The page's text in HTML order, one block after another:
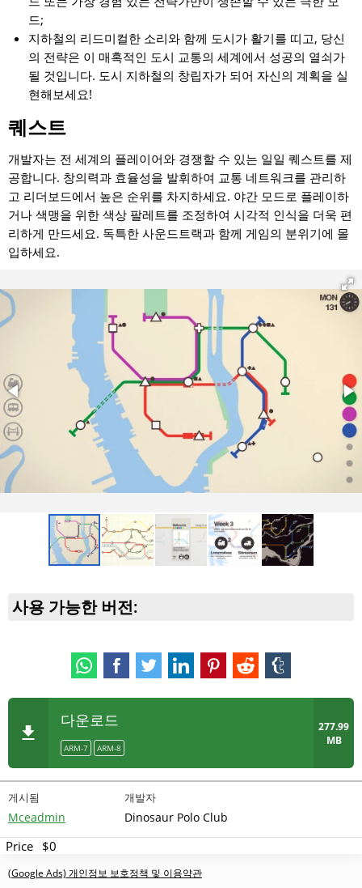
드;
지하철의 리드미컬한 소리와 함께 도시가 활기를 띠고, 당신
의 전략은 이 매혹적인 도시 교통의 세계에서 성공의 열쇠가
될 것입니다. 도시 지하철의 창립자가 되어 자신의 계획을 실
현해보세요!
퀘스트
개발자는 전 세계의 플레이어와 경쟁할 수 있는 일일 퀘스트를 제
공합니다. 창의력과 효율성을 발휘하여 교통 네트워크를 관리하
고 리더보드에서 높은 순위를 차지하세요. 야간 모드로 플레이하
거나 색맹을 위한 색상 팔레트를 조정하여 시각적 인식을 더욱 편
리하게 만드세요. 독특한 사운드트랙과 함께 게임의 분위기에 몰
입하세요.
사용 가능한 버전:
다운로드
ARM-7 ARM-8
277.99
MB
게시됨
Mceadmin
개발자
Dinosaur Polo Club
Price $0
(Google Ads) 개인정보 보호정책 및 이용약관